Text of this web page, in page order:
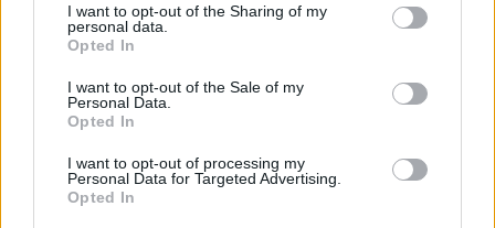
I want to opt-out of the Sharing of my
personal data.
Opted In
I want to opt-out of the Sale of my
Personal Data.
Opted In
I want to opt-out of processing my
Personal Data for Targeted Advertising.
Opted In